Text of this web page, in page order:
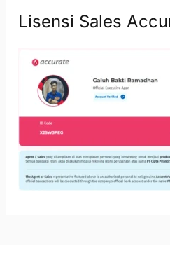
Lisensi Sales